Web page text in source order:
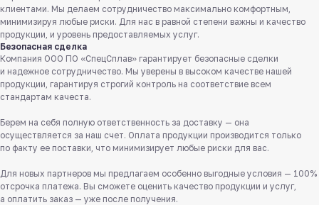
клиентами. Мы делаем сотрудничество максимально комфортным,
минимизируя любые риски. Для нас в равной степени важны и качество
продукции, и уровень предоставляемых услуг.
Безопасная сделка
Компания ООО ПО «СпецСплав» гарантирует безопасные сделки
и надежное сотрудничество. Мы уверены в высоком качестве нашей
продукции, гарантируя строгий контроль на соответствие всем
стандартам качеста.
Берем на себя полную ответственность за доставку — она
осуществляется за наш счет. Оплата продукции производится только
по факту ее поставки, что минимизирует любые риски для вас.
Для новых партнеров мы предлагаем особенно выгодные условия — 100%
отсрочка платежа. Вы сможете оценить качество продукции и услуг,
а оплатить заказ — уже после получения.
Служба поддержки клиентов
Работаем ежедневно с 8:00 до 18:00
8 831 413 29 55
Бесплатно по России